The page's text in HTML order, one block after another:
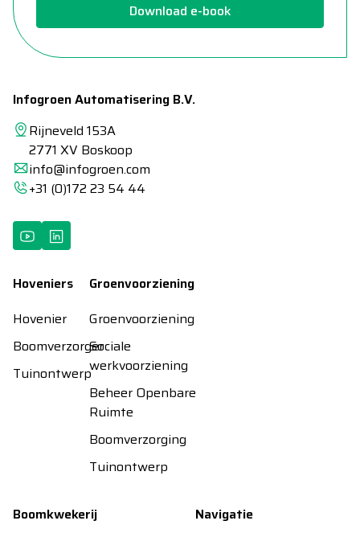
Download e-book
Infogroen Automatisering B.V.
Rijneveld 153A
2771 XV Boskoop
info@infogroen.com
+31 (0)172 23 54 44
Hoveniers
Hovenier
Boomverzorger
Tuinontwerp
Groenvoorziening
Groenvoorziening
Sociale
werkvoorziening
Beheer Openbare
Ruimte
Boomverzorging
Tuinontwerp
Boomkwekerij Navigatie